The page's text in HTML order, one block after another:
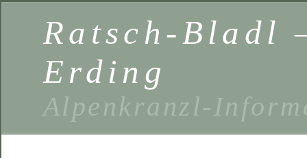
Ratsch-Bladl
Erding
Alpenkranzl-